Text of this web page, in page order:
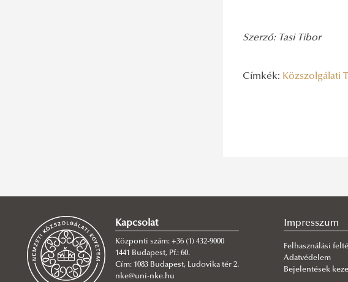
Szerző: Tasi Tibor
Címkék: Közszolgálati
Kapcsolat
Központi szám: +36 (1) 432-9000
1441 Budapest, Pf.: 60.
Cím: 1083 Budapest, Ludovika tér 2.
nke@uni-nke.hu
Impresszum
Felhasználási
Adatvédelem
Bejelentések